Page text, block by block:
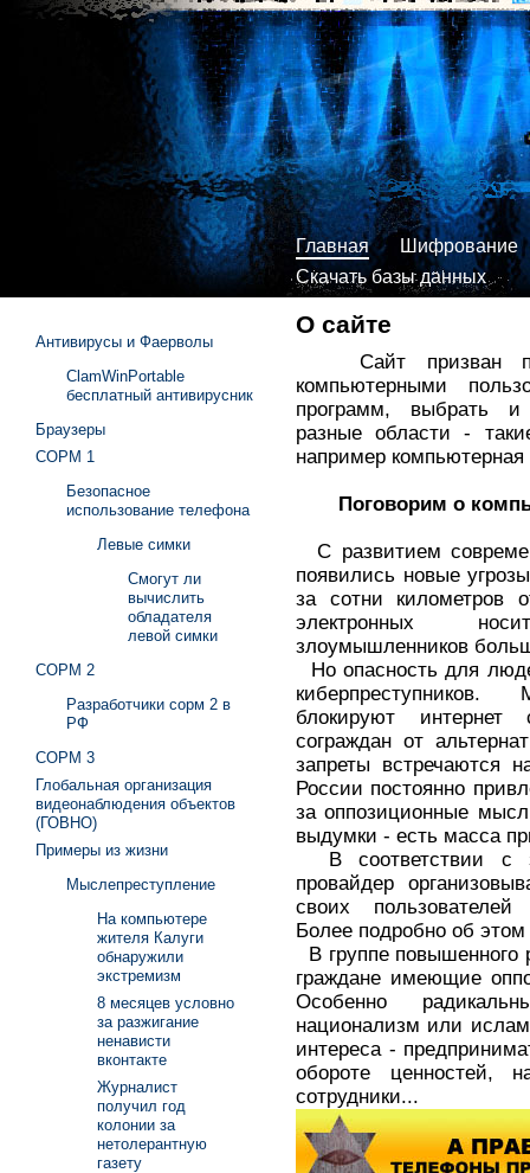
Главная
Шифрование
Скачать базы данных
О сайте
Сайт призван
компьютерными
программ, выбрать и
разные области -
например компьютерная
Поговорим о
С развитием
появились новые
за сотни километров
электронных
злоумышленников
Но опасность для
блокируют
сограждан от
запреты встречаются
России постоянно
за оппозиционные
выдумки - есть масса
В соответствии с
провайдер
своих пользователей
Более подробно об
В группе
граждане имеющие
Особенно
национализм или
интереса -
обороте ценностей,
сотрудники...
Антивирусы и Фаерволы
ClamWinPortable
бесплатный антивирусник
Браузеры
СОРМ 1
Безопасное
использование телефона
Левые симки
Смогут ли
вычислить
обладателя
левой симки
СОРМ 2
Разработчики сорм 2 в
РФ
СОРМ 3
Глобальная организация
видеонаблюдения объектов
(ГОВНО)
Примеры из жизни
Мыслепреступление
На компьютере
жителя Калуги
обнаружили
экстремизм
8 месяцев условно
за разжигание
ненависти
вконтакте
Журналист
получил год
колонии за
нетолерантную
газету